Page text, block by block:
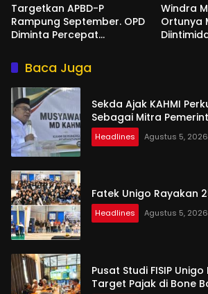
Targetkan APBD-P
Rampung September. OPD
Diminta Percepat
Windra
Ortunya
Baca Juga
Sekda Ajak KAHMI
Sebagai Mitra
Headlines Agustus 5, 2026
Fatek Unigo Rayakan
Headlines Agustus 5, 2026
Pusat Studi FISIP
Target Pajak di Bone